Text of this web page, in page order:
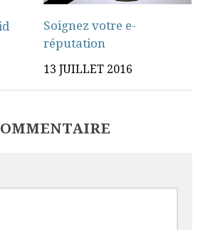
Soignez votre e-
réputation
13 JUILLET 2016